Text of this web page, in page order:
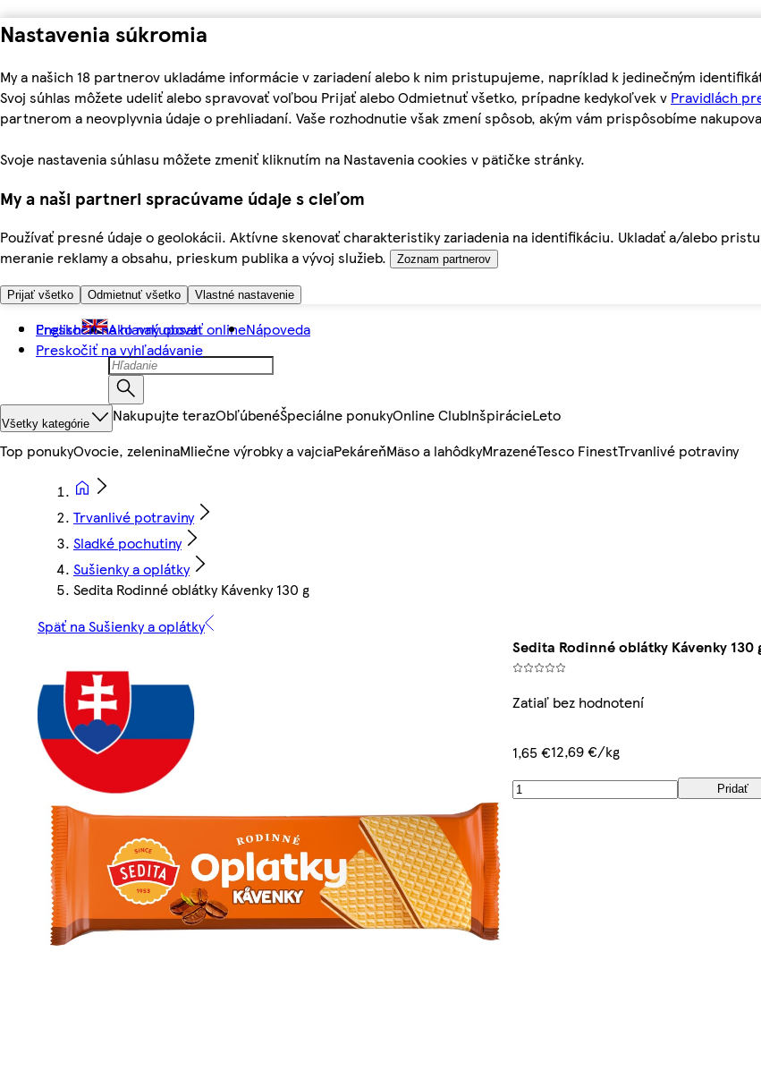
Nastavenia súkromia
My a našich 18 partnerov ukladáme informácie v zariadení alebo k nim pristupujeme, napríklad k jedinečným
Svoj súhlas môžete udeliť alebo spravovať voľbou Prijať alebo Odmietnuť všetko, prípadne kedykoľvek v Pravidlách
partnerom a neovplyvnia údaje o prehliadaní. Vaše rozhodnutie však zmení spôsob, akým vám prispôsobíme
Svoje nastavenia súhlasu môžete zmeniť kliknutím na Nastavenia cookies v pätičke stránky.
My a naši partneri spracúvame údaje s cieľom
Používať presné údaje o geolokácii. Aktívne skenovať charakteristiky zariadenia na identifikáciu. Ukladať a/alebo
meranie reklamy a obsahu, prieskum publika a vývoj služieb.
Zoznam partnerov
Prijať všetko Odmietnuť všetko Vlastné nastavenie
Preskočiť na hlavný obsah
Preskočiť na vyhľadávanie
English Ako nakupovať onlineNápoveda
Všetky kategórie Nakupujte terazObľúbenéŠpeciálne ponukyOnline ClubInšpirácieLeto
Top ponukyOvocie, zeleninaMliečne výrobky a vajciaPekáreňMäso a lahôdkyMrazenéTesco FinestTrvanlivé potraviny
Trvanlivé potraviny
Sladké pochutiny
Sušienky a oplátky
Sedita Rodinné oblátky Kávenky 130 g
Späť na Sušienky a oplátky
Sedita Rodinné oblátky Kávenky 130
Zatiaľ bez hodnotení
1,65 €12,69 €/kg
Pridať